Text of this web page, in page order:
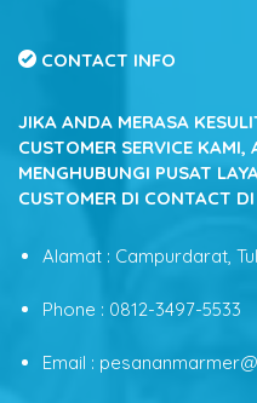
CONTACT INFO
JIKA ANDA MERASA
CUSTOMER SERVICE
MENGHUBUNGI PUSAT
CUSTOMER DI CONTACT
Alamat : Campurdarat,
Phone : 0812-3497-5533
Email :